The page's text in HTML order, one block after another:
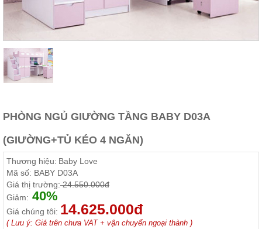
Thất
rượu,
trà...
Thất
Ngủ
Giường
ngủ, tủ
áo, bàn
điểm
Nội
Thất
PHÒNG NGỦ GIƯỜNG TẦNG BABY D03A
(GIƯỜNG+TỦ KÉO 4 NGĂN)
Thương hiệu: Baby Love
Mã số: BABY D03A
Giá thị trường:24.550.000đ
Giảm: 40%
Giá chúng tôi: 14.625.000đ
( Lưu ý: Giá trên chưa VAT + vận chuyển ngoại thành )